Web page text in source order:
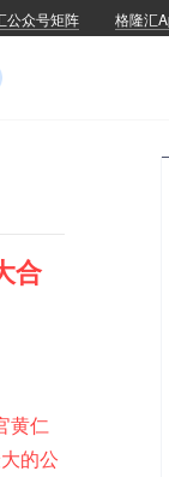
公众号矩阵 格隆汇
合
黄仁
的公